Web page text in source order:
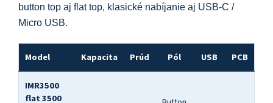
button top aj flat top, klasické nabíjanie aj USB-C /
Micro USB.
Model Kapacita Prúd Pól USB PCB
IMR3500
flat 3500